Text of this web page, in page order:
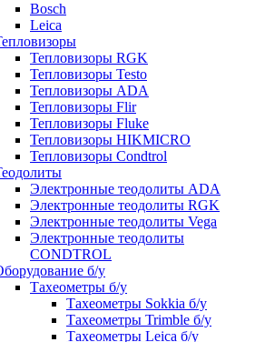
Bosch
Leica
Тепловизоры RGK
Тепловизоры Testo
Тепловизоры ADA
Тепловизоры Flir
Тепловизоры Fluke
Тепловизоры HIKMICRO
Тепловизоры Condtrol
Электронные теодолиты ADA
Электронные теодолиты RGK
Электронные теодолиты Vega
Электронные теодолиты
CONDTROL
б/у
Тахеометры б/у
Тахеометры Sokkia б/у
Тахеометры Trimble б/у
Тахеометры Leica б/у